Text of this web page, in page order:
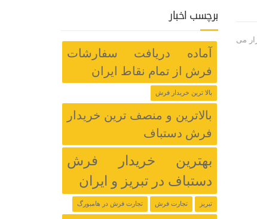
می
برچسب اخبار
آماده دریافت سفارشات
فرش از تمام نقاط ایران
بالا ترین خریدار فرش
بالاترین و منصف ترین خریدار
فرش دستباف
بهترین خریدار فرش
دستباف در تبریز و ایران
تبریز تجارت فرش تجارت فرش در هامبورگ